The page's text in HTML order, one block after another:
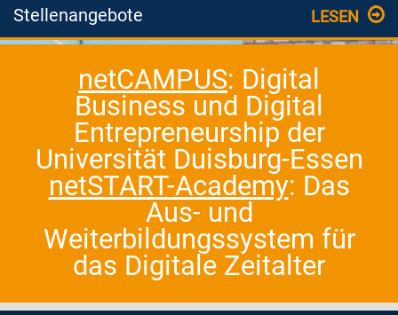
LESEN
Stellenangebote
netCAMPUS: Digital
Business und Digital
Entrepreneurship der
Universität Duisburg-Essen
netSTART-Academy: Das
Aus- und
Weiterbildungssystem für
das Digitale Zeitalter